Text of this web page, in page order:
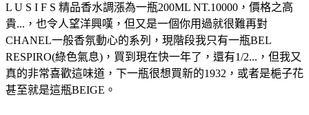
L U S I F S 精品香水調漲為一瓶200ML NT.10000，價格之高
貴...，也令人望洋興嘆，但又是一個你用過就很難再對
CHANEL一般香氛動心的系列，現階段我只有一瓶BEL
RESPIRO(綠色氣息)，買到現在快一年了，還有1/2...，但我又
真的非常喜歡這味道，下一瓶很想買新的1932，或者是梔子花
甚至就是這瓶BEIGE。